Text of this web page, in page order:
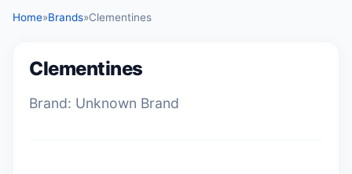
Home»Brands»Clementines
Clementines
Brand: Unknown Brand